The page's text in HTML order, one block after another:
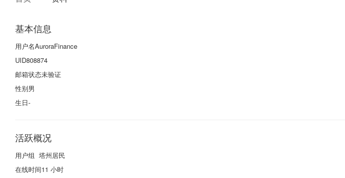
基本信息
用户名AuroraFinance
UID808874
邮箱状态未验证
性别男
生日-
活跃概况
用户组 塔州居民
在线时间11 小时